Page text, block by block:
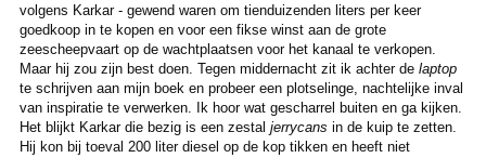
volgens Karkar - gewend waren om tienduizenden liters per keer
goedkoop in te kopen en voor een fikse winst aan de grote
zeescheepvaart op de wachtplaatsen voor het kanaal te verkopen.
Maar hij zou zijn best doen. Tegen middernacht zit ik achter delaptop
te schrijven aan mijn boek en probeer een plotselinge, nachtelijke inval
van inspiratie te verwerken. Ik hoor wat gescharrel buiten en ga kijken.
Het blijkt Karkar die bezig is een zestal jerrycans in de kuip te zetten.
Hij kon bij toeval 200 liter diesel op de kop tikken en heeft niet